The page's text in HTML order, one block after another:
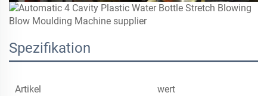
Spezifikation
Artikel
wert